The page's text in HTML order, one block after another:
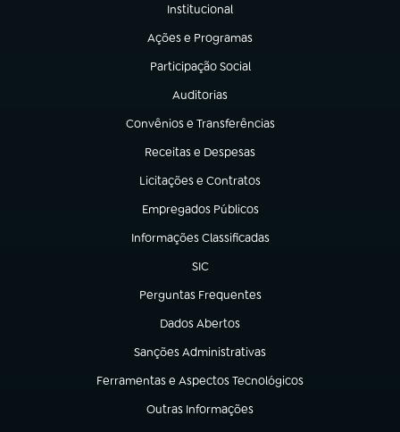
Institucional
(abre em nova aba)
Ações e Programas
(abre em nova aba)
Participação Social
(abre em nova aba)
Auditorias
(abre em nova aba)
Convênios e Transferências
(abre em nova aba)
Receitas e Despesas
(abre em nova aba)
Licitações e Contratos
(abre em nova aba)
Empregados Públicos
(abre em nova aba)
Informações Classificadas
(abre em nova aba)
SIC
(abre em nova aba)
Perguntas Frequentes
(abre em nova aba)
Dados Abertos
(abre em nova aba)
Sanções Administrativas
(abre em nova aba)
Ferramentas e Aspectos Tecnológicos
(abre em nova aba)
Outras Informações
(abre em nova aba)